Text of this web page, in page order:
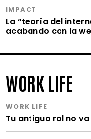
IMPACT
La “teoría del
acabando con la
WORK LIFE
WORK LIFE
Tu antiguo rol no